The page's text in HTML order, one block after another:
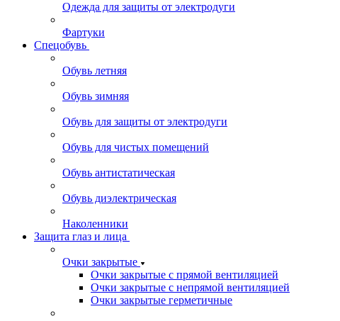
Одежда для защиты от электродуги
Фартуки
Спецобувь
Обувь летняя
Обувь зимняя
Обувь для защиты от электродуги
Обувь для чистых помещений
Обувь антистатическая
Обувь диэлектрическая
Наколенники
Защита глаз и лица
Очки закрытые
Очки закрытые с прямой вентиляцией
Очки закрытые с непрямой вентиляцией
Очки закрытые герметичные